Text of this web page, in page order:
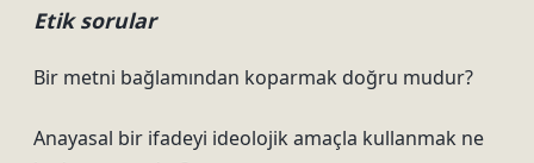
Etik sorular
Bir metni bağlamından koparmak doğru mudur?
Anayasal bir ifadeyi ideolojik amaçla kullanmak ne